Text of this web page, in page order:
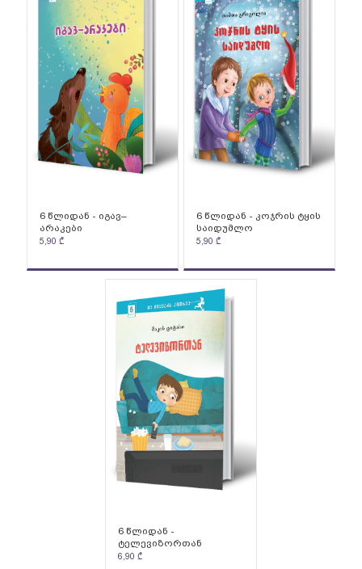
6 წლიდან - იგავ–
არაკები
5,90 ₾
6 წლიდან - კოჯრის ტყის
საიდუმლო
5,90 ₾
6 წლიდან -
ტელევიზორთან
6,90 ₾